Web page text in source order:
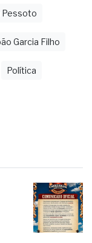
Pessoto
Garcia Filho
Política